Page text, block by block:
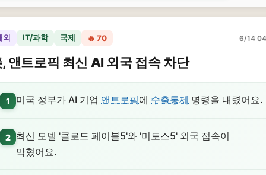
외 IT/과학 국제 🔥 70 6/14
앤트로픽 최신 AI 외국 접속 차단
1 미국 정부가 AI 기업 앤트로픽에 수출통제 명령을 내렸어요.
2
최신 모델 '클로드 페이블5'와 '미토스5' 외국 접속이
막혔어요.